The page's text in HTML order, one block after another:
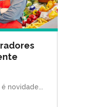
novidade...